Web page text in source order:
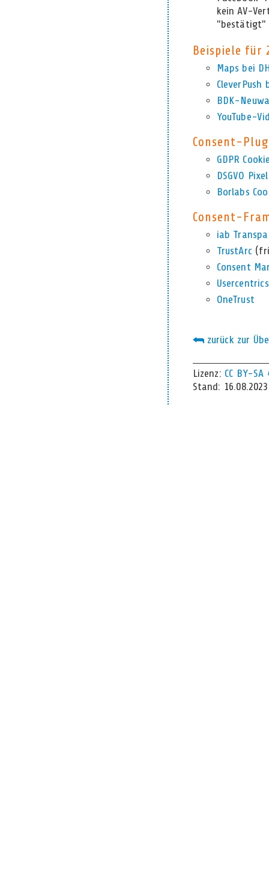
kein AV-
"bestätigt"
Beispiele für
Maps bei
CleverPush
BDK-
YouTube-
Consent-
GDPR
DSGVO
Borlabs
Consent-
iab
TrustArc
Consent
OneTrust
zurück zur
Lizenz: CC BY-SA
Stand: